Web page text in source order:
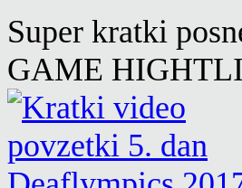
Super kratki
GAME